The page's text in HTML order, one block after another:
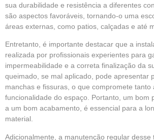
sua durabilidade e resistência a diferentes
são aspectos favoráveis, tornando-o uma
áreas externas, como patios, calçadas e até
Entretanto, é importante destacar que a
realizada por profissionais experientes para
impermeabilidade e a correta finalização da
queimado, se mal aplicado, pode apresentar
manchas e fissuras, o que compromete tanto
funcionalidade do espaço. Portanto, um bom
a um bom acabamento, é essencial para a
material.
Adicionalmente, a manutenção regular desse